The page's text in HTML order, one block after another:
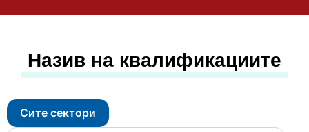
Назив на квалификациите
Сите сектори